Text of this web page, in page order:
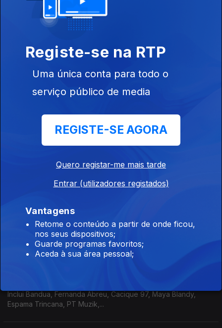
pelos Telectu em 1984.
08 jul. 2026
Primeira parte da audição integral do disco "Off Off" editado
pelos Telectu em 1984.
Portugália
Inclui Carolina Curry, Sarah Negra, Moonspell, Momo, Hause
Inclui John Mercy, Ban, Lisa Sereno, Benjamim, Pedro Branco,
Criatura-Dança,...
Inclui Bandua, Fernanda Abreu, Cacique 97, Maya Blandy,
Espama Trincana, PT Muzik,...
Registe-se na RTP
Uma única conta para todo o
serviço público de media
REGISTE-SE AGORA
Quero registar-me mais tarde
Entrar (utilizadores registados)
Vantagens
Retome o conteúdo a partir de onde ficou,
nos seus dispositivos;
Guarde programas favoritos;
Aceda à sua área pessoal;